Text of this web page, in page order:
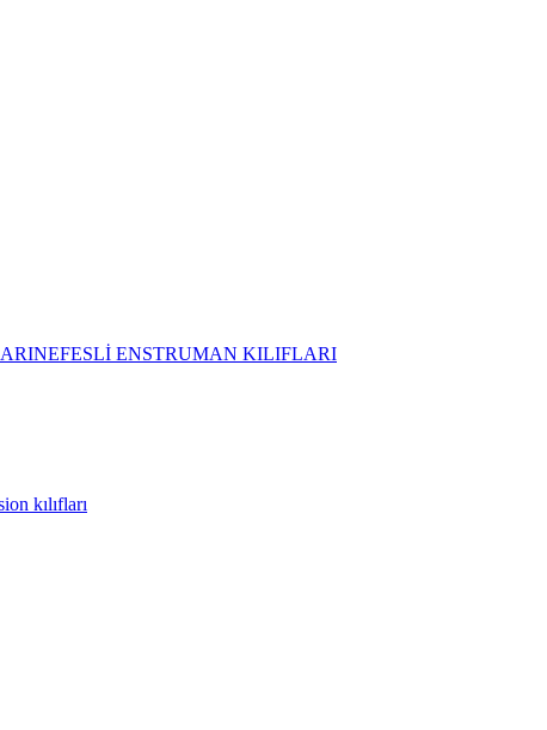
NEFESLİ ENSTRUMAN KILIFLARI
kılıfları